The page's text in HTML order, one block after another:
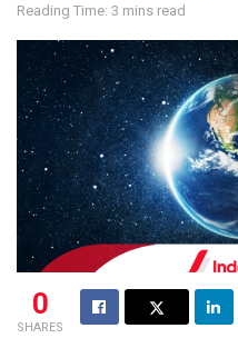
Reading Time: 3 mins read
0
SHARES